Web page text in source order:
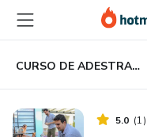
para
conteúdo
principal
para
pagamento
para
rodapé
CURSO DE ADESTRAMENTO: PRIMEIROS PASSOS PARA SER ADESTRADOR
5.0 (1)